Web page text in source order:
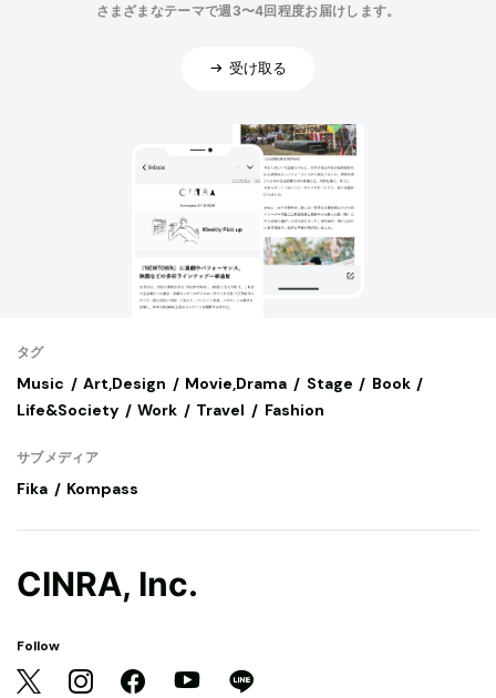
さまざまなテーマで週3〜4回程度お届けします。
受け取る
タグ
Music Art,Design Movie,Drama Stage
Book
Life&Society
Work Travel Fashion
サブメディア
Fika Kompass
CINRA, Inc.
Follow